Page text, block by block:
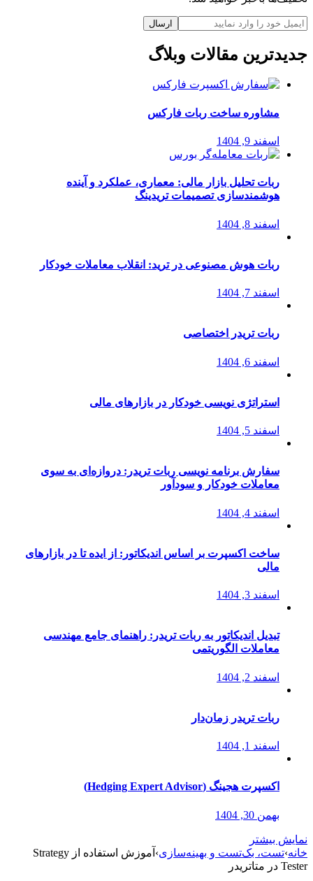
ارسال
جدیدترین مقالات وبلاگ
مشاوره ساخت ربات فارکس
اسفند 9, 1404
ربات تحلیل بازار مالی: معماری، عملکرد و آینده
هوشمندسازی تصمیمات تریدینگ
اسفند 8, 1404
ربات هوش مصنوعی در ترید: انقلاب معاملات خودکار
اسفند 7, 1404
ربات تریدر اختصاصی
اسفند 6, 1404
استراتژی‌ نویسی خودکار در بازارهای مالی
اسفند 5, 1404
سفارش برنامه نویسی ربات تریدر: دروازه‌ای به سوی
معاملات خودکار و سودآور
اسفند 4, 1404
ساخت اکسپرت بر اساس اندیکاتور: از ایده تا در بازارهای
مالی
اسفند 3, 1404
تبدیل اندیکاتور به ربات تریدر: راهنمای جامع مهندسی
معاملات الگوریتمی
اسفند 2, 1404
ربات تریدر زمان‌دار
اسفند 1, 1404
اکسپرت هجینگ (Hedging Expert Advisor)
بهمن 30, 1404
نمایش بیشتر
خانه›تست، بک‌تست و بهینه‌سازی›
آموزش استفاده از Strategy
Tester در متاتریدر